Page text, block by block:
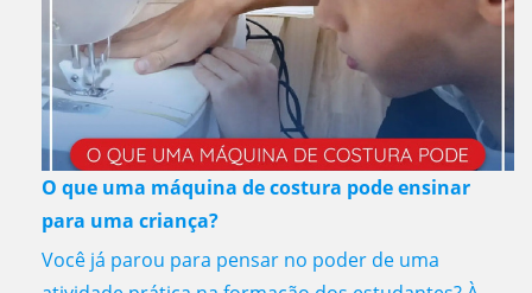
O que uma máquina de costura pode ensinar
para uma criança?
Você já parou para pensar no poder de uma